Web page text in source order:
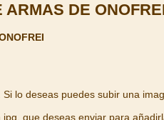
ARMAS DE
lo deseas puedes subir una
que deseas enviar para